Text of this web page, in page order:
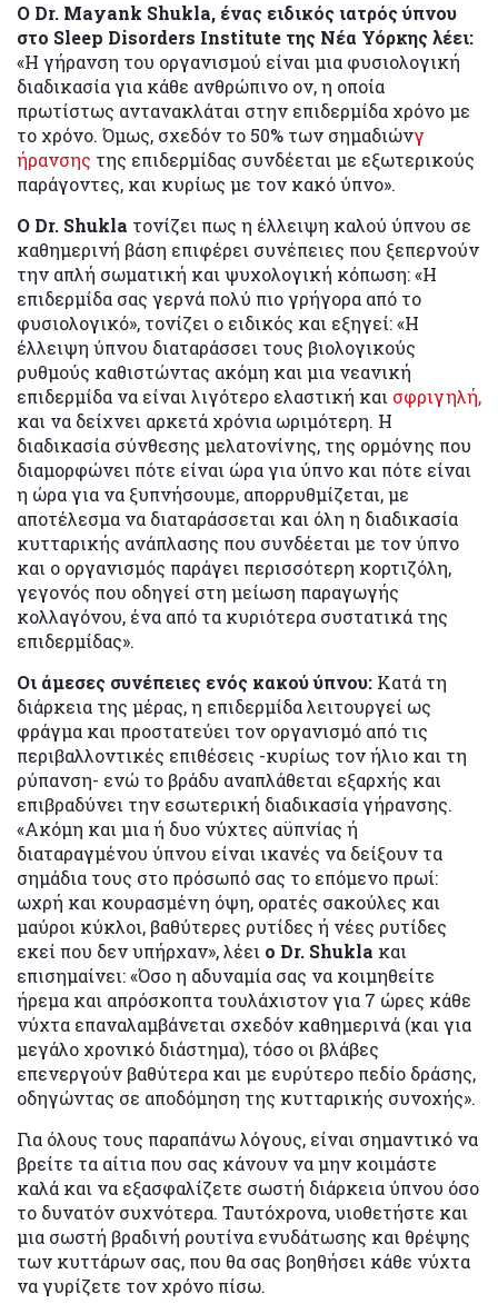
Ο Dr. Mayank Shukla, ένας ειδικός ιατρός ύπνου
στο Sleep Disorders Institute της Νέα Υόρκης λέει:
«Η γήρανση του οργανισμού είναι μια φυσιολογική
διαδικασία για κάθε ανθρώπινο ον, η οποία
πρωτίστως αντανακλάται στην επιδερμίδα χρόνο με
το χρόνο. Όμως, σχεδόν το 50% των σημαδιώνγ
ήρανσης της επιδερμίδας συνδέεται με εξωτερικούς
παράγοντες, και κυρίως με τον κακό ύπνο».
Ο Dr. Shukla τονίζει πως η έλλειψη καλού ύπνου σε
καθημερινή βάση επιφέρει συνέπειες που ξεπερνούν
την απλή σωματική και ψυχολογική κόπωση: «Η
επιδερμίδα σας γερνά πολύ πιο γρήγορα από το
φυσιολογικό», τονίζει ο ειδικός και εξηγεί: «Η
έλλειψη ύπνου διαταράσσει τους βιολογικούς
ρυθμούς καθιστώντας ακόμη και μια νεανική
επιδερμίδα να είναι λιγότερο ελαστική και σφριγηλή,
και να δείχνει αρκετά χρόνια ωριμότερη. Η
διαδικασία σύνθεσης μελατονίνης, της ορμόνης που
διαμορφώνει πότε είναι ώρα για ύπνο και πότε είναι
η ώρα για να ξυπνήσουμε, απορρυθμίζεται, με
αποτέλεσμα να διαταράσσεται και όλη η διαδικασία
κυτταρικής ανάπλασης που συνδέεται με τον ύπνο
και ο οργανισμός παράγει περισσότερη κορτιζόλη,
γεγονός που οδηγεί στη μείωση παραγωγής
κολλαγόνου, ένα από τα κυριότερα συστατικά της
επιδερμίδας».
Οι άμεσες συνέπειες ενός κακού ύπνου: Κατά τη
διάρκεια της μέρας, η επιδερμίδα λειτουργεί ως
φράγμα και προστατεύει τον οργανισμό από τις
περιβαλλοντικές επιθέσεις -κυρίως τον ήλιο και τη
ρύπανση- ενώ το βράδυ αναπλάθεται εξαρχής και
επιβραδύνει την εσωτερική διαδικασία γήρανσης.
«Ακόμη και μια ή δυο νύχτες αϋπνίας ή
διαταραγμένου ύπνου είναι ικανές να δείξουν τα
σημάδια τους στο πρόσωπό σας το επόμενο πρωί:
ωχρή και κουρασμένη όψη, ορατές σακούλες και
μαύροι κύκλοι, βαθύτερες ρυτίδες ή νέες ρυτίδες
εκεί που δεν υπήρχαν», λέει ο Dr. Shukla και
επισημαίνει: «Όσο η αδυναμία σας να κοιμηθείτε
ήρεμα και απρόσκοπτα τουλάχιστον για 7 ώρες κάθε
νύχτα επαναλαμβάνεται σχεδόν καθημερινά (και για
μεγάλο χρονικό διάστημα), τόσο οι βλάβες
επενεργούν βαθύτερα και με ευρύτερο πεδίο δράσης,
οδηγώντας σε αποδόμηση της κυτταρικής συνοχής».
Για όλους τους παραπάνω λόγους, είναι σημαντικό να
βρείτε τα αίτια που σας κάνουν να μην κοιμάστε
καλά και να εξασφαλίζετε σωστή διάρκεια ύπνου όσο
το δυνατόν συχνότερα. Ταυτόχρονα, υιοθετήστε και
μια σωστή βραδινή ρουτίνα ενυδάτωσης και θρέψης
των κυττάρων σας, που θα σας βοηθήσει κάθε νύχτα
να γυρίζετε τον χρόνο πίσω.